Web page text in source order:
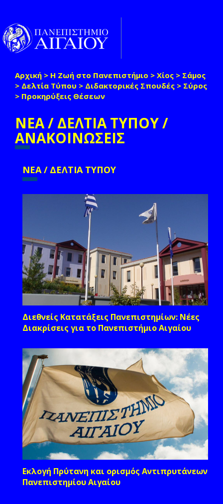
Παράκαμψη προς το κυρίως περιεχόμενο
Είστε εδώ
Αρχική > Η Ζωή στο Πανεπιστήμιο > Χίος > Σάμος
> Δελτία Τύπου > Διδακτορικές Σπουδές > Σύρος
> Προκηρύξεις Θέσεων
ΝΕΑ / ΔΕΛΤΙΑ ΤΥΠΟΥ /
ΑΝΑΚΟΙΝΩΣΕΙΣ
ΝΕΑ / ΔΕΛΤΙΑ ΤΥΠΟΥ
Διεθνείς Κατατάξεις Πανεπιστημίων: Νέες
Διακρίσεις για το Πανεπιστήμιο Αιγαίου
Εκλογή Πρύτανη και ορισμός Αντιπρυτάνεων
Πανεπιστημίου Αιγαίου